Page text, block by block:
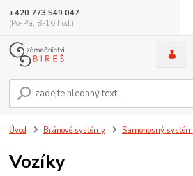
+420 773 549 047
(Po-Pá, 8-16 hod.)
Úvod Bránové systémy Samonosný systém
Vozíky